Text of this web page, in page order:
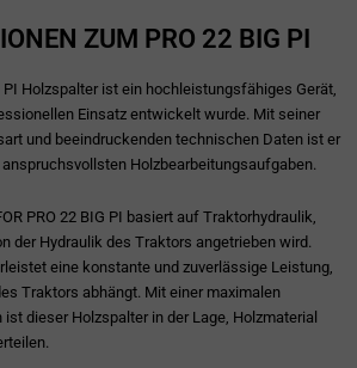
ZUM PRO 22 BIG PI
PI Holzspalter ist ein hochleistungsfähiges Gerät,
Einsatz entwickelt wurde. Mit seiner
und beeindruckenden technischen Daten ist er
Holzbearbeitungsaufgaben.
PRO 22 BIG PI basiert auf Traktorhydraulik,
der Hydraulik des Traktors angetrieben wird.
eine konstante und zuverlässige Leistung,
Traktors abhängt. Mit einer maximalen
dieser Holzspalter in der Lage, Holzmaterial